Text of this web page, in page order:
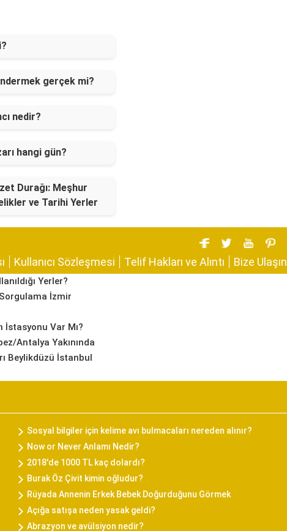
gerçek mi?
nedir?
hangi gün?
Durağı: Meşhur
ve Tarihi Yerler
Kullanıcı Sözleşmesi Telif Hakları ve Alıntı Bize Ulaşın
Yerler?
İzmir
İstasyonu Var Mı?
Antalya Yakınında
Beylikdüzü İstanbul
Sosyal bilgiler için kelime avı bulmacaları nereden alınır?
Now or Never Anlamı Nedir?
2018'de 1000 TL kaç dolardı?
Burak Öz Çivit kimin oğludur?
Rüyada Annenin Erkek Bebek Doğurduğunu Görmek
Açığa satışa neden yasak geldi?
Abrazyon ve avülsiyon nedir?